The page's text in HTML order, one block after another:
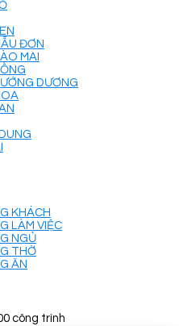
ĐƠN
MAI
DƯƠNG
KHÁCH
LÀM VIỆC
NGỦ
THỜ
ĂN
công trình